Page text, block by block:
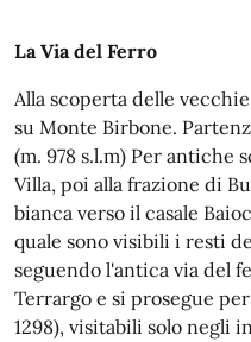
La Via del Ferro
Alla scoperta delle
su Monte Birbone.
(m. 978 s.l.m) Per antiche
Villa, poi alla frazione di
bianca verso il casale
quale sono visibili i resti
seguendo l'antica via del
Terrargo e si prosegue
1298), visitabili solo negli